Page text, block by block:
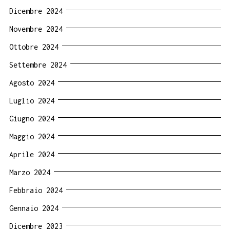
Dicembre 2024
Novembre 2024
Ottobre 2024
Settembre 2024
Agosto 2024
Luglio 2024
Giugno 2024
Maggio 2024
Aprile 2024
Marzo 2024
Febbraio 2024
Gennaio 2024
Dicembre 2023